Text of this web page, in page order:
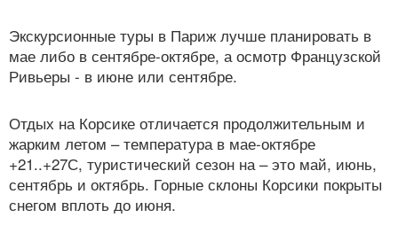
Экскурсионные туры в Париж лучше планировать в
мае либо в сентябре-октябре, а осмотр Французской
Ривьеры - в июне или сентябре.
Отдых на Корсике отличается продолжительным и
жарким летом – температура в мае-октябре
+21..+27С, туристический сезон на – это май, июнь,
сентябрь и октябрь. Горные склоны Корсики покрыты
снегом вплоть до июня.